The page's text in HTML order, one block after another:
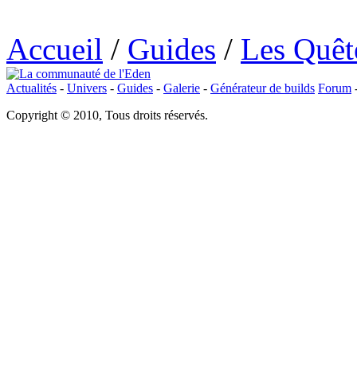
Accueil / Guides / Les
Actualités - Univers - Guides - Galerie - Générateur de builds Forum
Copyright © 2010, Tous droits réservés.